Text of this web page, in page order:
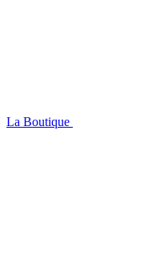
La Boutique